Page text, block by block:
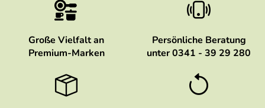
Große Vielfalt an
Premium-Marken
Persönliche Beratung
unter 0341 - 39 29 280